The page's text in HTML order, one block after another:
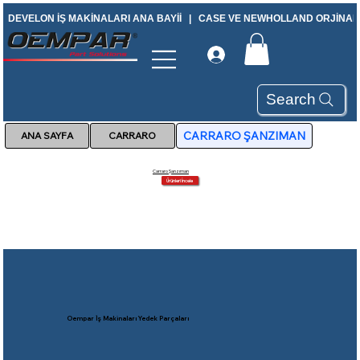
DEVELON İŞ MAKİNALARI ANA BAYİİ   |   CASE VE NEWHOLLAND
Search
ANA SAYFA CARRARO CARRARO ŞANZIMAN
Carraro Şanzıman
Ürünleri İncele
Oempar İş Makinaları Yedek Parçaları